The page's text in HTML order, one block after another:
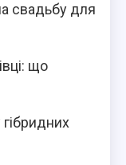
свадьбу для
що